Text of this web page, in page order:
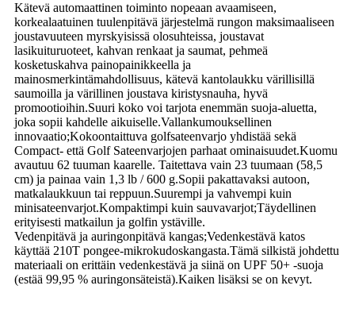
Kätevä automaattinen toiminto nopeaan avaamiseen,
korkealaatuinen tuulenpitävä järjestelmä rungon maksimaaliseen
joustavuuteen myrskyisissä olosuhteissa, joustavat
lasikuituruoteet, kahvan renkaat ja saumat, pehmeä
kosketuskahva painopainikkeella ja
mainosmerkintämahdollisuus, kätevä kantolaukku värillisillä
saumoilla ja värillinen joustava kiristysnauha, hyvä
promootioihin.Suuri koko voi tarjota enemmän suoja-aluetta,
joka sopii kahdelle aikuiselle.Vallankumouksellinen
innovaatio;Kokoontaittuva golfsateenvarjo yhdistää sekä
Compact- että Golf Sateenvarjojen parhaat ominaisuudet.Kuomu
avautuu 62 tuuman kaarelle. Taitettava vain 23 tuumaan (58,5
cm) ja painaa vain 1,3 lb / 600 g.Sopii pakattavaksi autoon,
matkalaukkuun tai reppuun.Suurempi ja vahvempi kuin
minisateenvarjot.Kompaktimpi kuin sauvavarjot;Täydellinen
erityisesti matkailun ja golfin ystäville.
Vedenpitävä ja auringonpitävä kangas;Vedenkestävä katos
käyttää 210T pongee-mikrokudoskangasta.Tämä silkistä johdettu
materiaali on erittäin vedenkestävä ja siinä on UPF 50+ -suoja
(estää 99,95 % auringonsäteistä).Kaiken lisäksi se on kevyt.